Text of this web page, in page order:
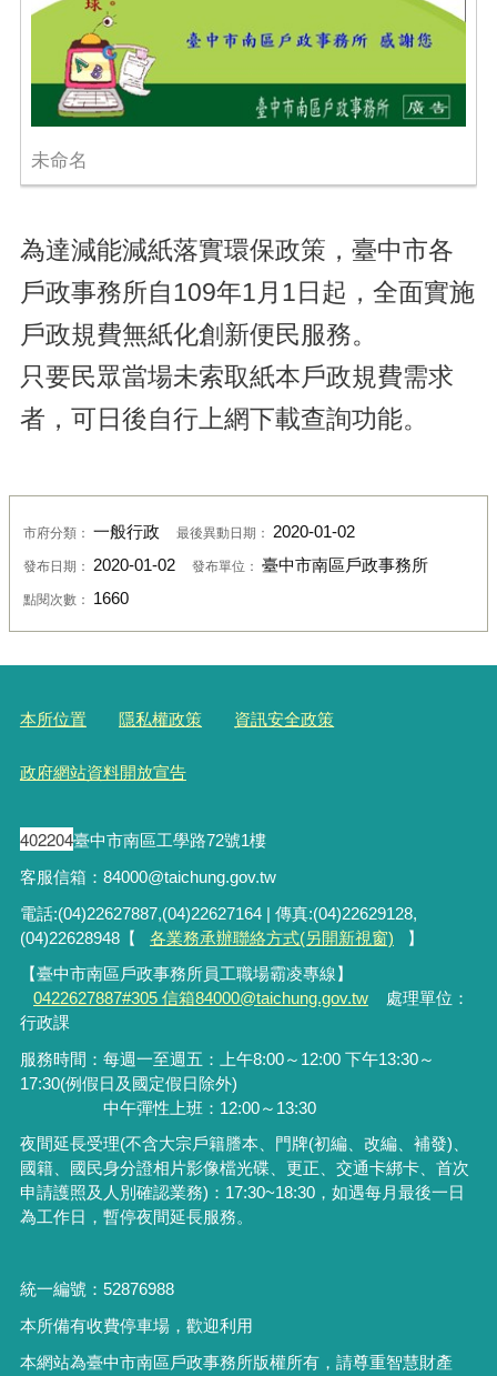
未命名
為達減能減紙落實環保政策，臺中市各
戶政事務所自109年1月1日起，全面實施
戶政規費無紙化創新便民服務。
只要民眾當場未索取紙本戶政規費需求
者，可日後自行上網下載查詢功能。
市府分類： 一般行政 最後異動日期： 2020-01-02
發布日期： 2020-01-02 發布單位： 臺中市南區戶政事務所
點閱次數： 1660
本所位置 隱私權政策 資訊安全政策
政府網站資料開放宣告
402204臺中市南區工學路72號1樓
客服信箱：84000@taichung.gov.tw
電話:(04)22627887,(04)22627164 | 傳真:(04)22629128,
(04)22628948【
各業務承辦聯絡方式(另開新視窗)
】
【臺中市南區戶政事務所員工職場霸凌專線】
0422627887#305 信箱84000@taichung.gov.tw
處理單位：
行政課
服務時間：每週一至週五：上午8:00～12:00 下午13:30～
17:30(例假日及國定假日除外)
中午彈性上班：12:00～13:30
夜間延長受理(不含大宗戶籍謄本、門牌(初編、改編、補發)
國籍、國民身分證相片影像檔光碟、更正、交通卡綁卡、首次
申請護照及人別確認業務) ： 17:30~18:30，如遇每月最後一日
為工作日，暫停夜間延長服務。
統一編號：52876988
本所備有收費停車場，歡迎利用
本網站為臺中市南區戶政事務所版權所有，請尊重智慧財產